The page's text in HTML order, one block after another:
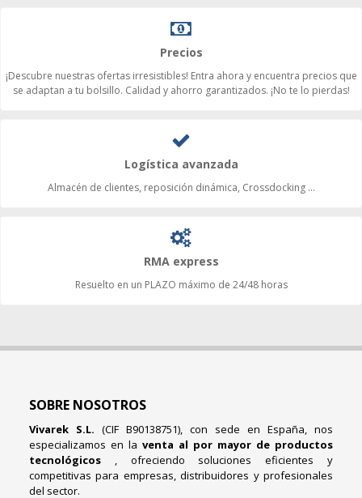
Precios
¡Descubre nuestras ofertas irresistibles! Entra ahora y encuentra precios que
se adaptan a tu bolsillo. Calidad y ahorro garantizados. ¡No te lo pierdas!
Logística avanzada
Almacén de clientes, reposición dinámica, Crossdocking ...
RMA express
Resuelto en un PLAZO máximo de 24/48 horas
SOBRE NOSOTROS
Vivarek S.L. (CIF B90138751), con sede en España, nos
especializamos en la venta al por mayor de productos
tecnológicos , ofreciendo soluciones eficientes y
competitivas para empresas, distribuidores y profesionales
del sector.